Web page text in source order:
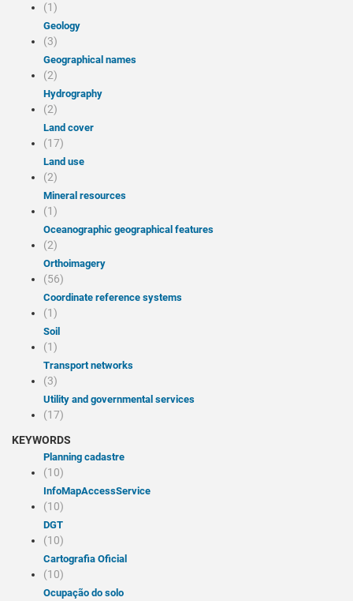
(1)
Geology
(3)
Geographical names
(2)
Hydrography
(2)
Land cover
(17)
Land use
(2)
Mineral resources
(1)
Oceanographic geographical features
(2)
Orthoimagery
(56)
Coordinate reference systems
(1)
Soil
(1)
Transport networks
(3)
Utility and governmental services
(17)
KEYWORDS
Planning cadastre
(10)
infoMapAccessService
(10)
DGT
(10)
Cartografia Oficial
(10)
Ocupação do solo